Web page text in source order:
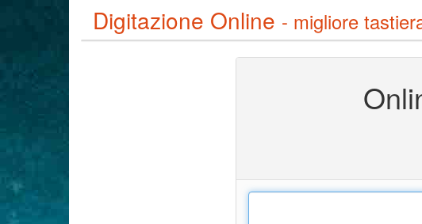
Digitazione Online - migliore